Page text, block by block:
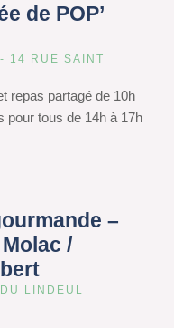
de POP’
14 RUE SAINT
repas partagé de 10h
pour tous de 14h à 17h
–
/
LINDEUL